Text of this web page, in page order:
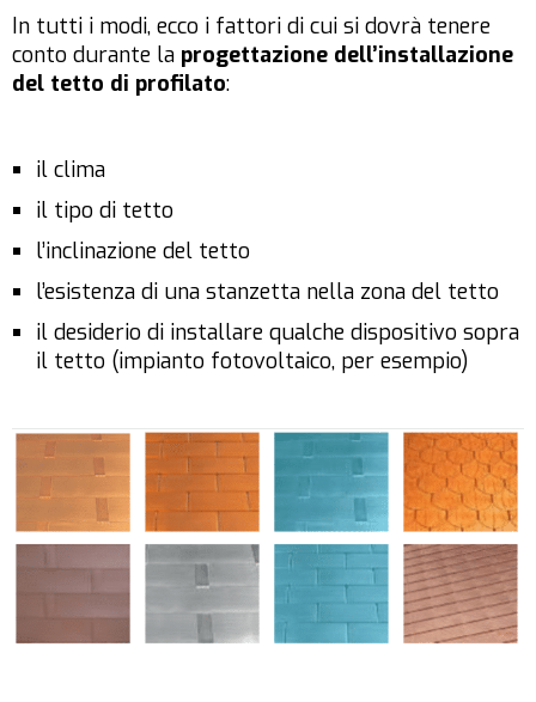
In tutti i modi, ecco i fattori di cui si dovrà tenere
conto durante la progettazione dell’installazione
del tetto di profilato:
il clima
il tipo di tetto
l’inclinazione del tetto
l’esistenza di una stanzetta nella zona del tetto
il desiderio di installare qualche dispositivo sopra
il tetto (impianto fotovoltaico, per esempio)